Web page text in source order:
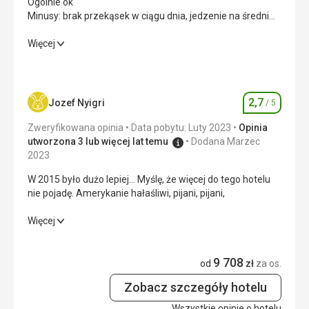
Ta recenzja została automatycznie przetłumaczona za
Ogólnie ok
Minusy: brak przekąsek w ciągu dnia, jedzenie na średnim
Plusy: czysta plaża, animacje
Ogólnie ok
Wyżywienie 2,0/ 5
Zakwaterowanie 4,0
Usługi
Cena
Więcej
Jozef Nyigri Ocena
2,7 / 5
Zweryfikowana opinia Data pobytu: Luty 2023
Opinia
utworzona 3 lub więcej lat temu
Dodana Marzec
2023
W 2015 było dużo lepiej... Myślę, że więcej do tego hotelu
nie pojadę. Amerykanie hałaśliwi, pijani, pijani,
W 2015 było dużo lepiej... Myślę, że więcej do tego hotelu
2,0 / 5
2,0
Więcej
od 9 708 zł za os.
Zobacz szczegóły hotelu